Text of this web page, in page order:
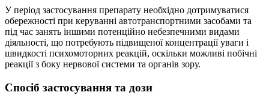
У період застосування препарату необхідно дотримуватися
обережності при керуванні автотранспортними засобами та
під час занять іншими потенційно небезпечними видами
діяльності, що потребують підвищеної концентрації уваги і
швидкості психомоторних реакцій, оскільки можливі побічні
реакції з боку нервової системи та органів зору.
Спосіб застосування та дози